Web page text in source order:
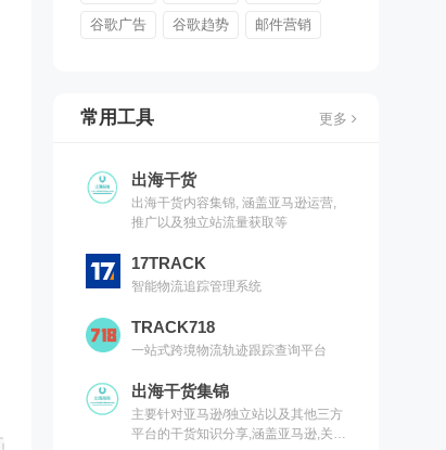
谷歌广告 谷歌趋势 邮件营销
常用工具 更多
出海干货
出海干货内容集锦, 涵盖亚马逊运营,
推广以及独立站流量获取等
17TRACK
智能物流追踪管理系统
TRACK718
一站式跨境物流轨迹跟踪查询平台
出海干货集锦
主要针对亚马逊/独立站以及其他三方
平台的干货知识分享,涵盖亚马逊,关键